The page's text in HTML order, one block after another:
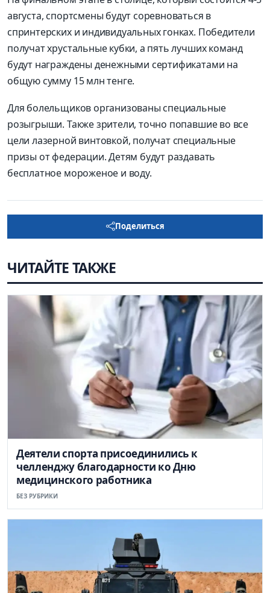
августа, спортсмены будут соревноваться в
спринтерских и индивидуальных гонках. Победители
получат хрустальные кубки, а пять лучших команд
будут награждены денежными сертификатами на
общую сумму 15 млн тенге.
Для болельщиков организованы специальные
розыгрыши. Также зрители, точно попавшие во все
цели лазерной винтовкой, получат специальные
призы от федерации. Детям будут раздавать
бесплатное мороженое и воду.
Поделиться
ЧИТАЙТЕ ТАКЖЕ
Деятели спорта присоединились к
челленджу благодарности ко Дню
медицинского работника
БЕЗ РУБРИКИ